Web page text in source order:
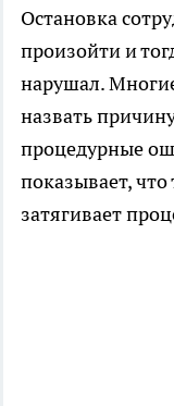
Остановка
произойти и
нарушал.
назвать
процедурные
показывает, что
затягивает